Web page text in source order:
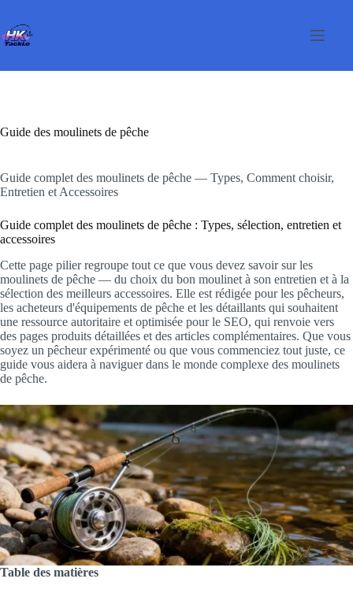
contenu
Guide des moulinets de pêche
Guide complet des moulinets de pêche — Types, Comment choisir,
Entretien et Accessoires
Guide complet des moulinets de pêche : Types, sélection, entretien et
accessoires
Cette page pilier regroupe tout ce que vous devez savoir sur les
moulinets de pêche — du choix du bon moulinet à son entretien et à la
sélection des meilleurs accessoires. Elle est rédigée pour les pêcheurs,
les acheteurs d'équipements de pêche et les détaillants qui souhaitent
une ressource autoritaire et optimisée pour le SEO, qui renvoie vers
des pages produits détaillées et des articles complémentaires. Que vous
soyez un pêcheur expérimenté ou que vous commenciez tout juste, ce
guide vous aidera à naviguer dans le monde complexe des moulinets
de pêche.
Table des matières